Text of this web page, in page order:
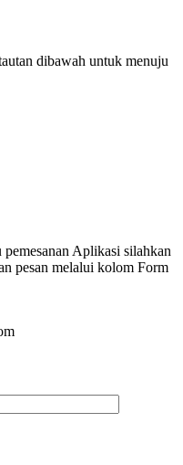
dibawah untuk menuju
Aplikasi silahkan
pesan melalui kolom Form